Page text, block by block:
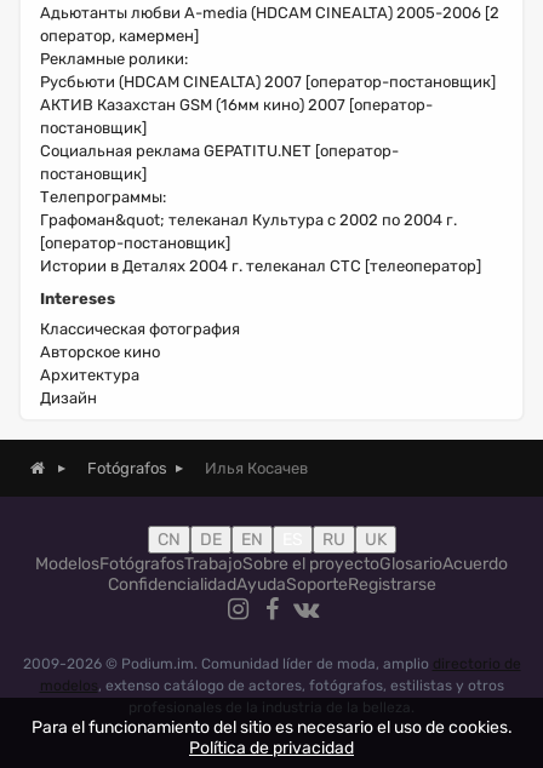
Адьютанты любви A-media (HDCAM CINEALTA) 2005-2006 [2
оператор, камермен]
Рекламные ролики:
Русбьюти (HDCAM CINEALTA) 2007 [оператор-постановщик]
АКТИВ Казахстан GSM (16мм кино) 2007 [оператор-
постановщик]
Социальная реклама GEPATITU.NET [оператор-
постановщик]
Телепрограммы:
Графоман&quot; телеканал Культура с 2002 по 2004 г.
[оператор-постановщик]
Истории в Деталях 2004 г. телеканал СТС [телеоператор]
Intereses
Классическая фотография
Авторское кино
Архитектура
Дизайн
Fotógrafos Илья Косачев
CN DE EN RU
UK
ModelosFotógrafosTrabajoSobre el proyectoGlosarioAcuerdo
ConfidencialidadAyudaSoporteRegistrarse
2009-2026 © Podium.im. Comunidad líder de moda, amplio directorio de
modelos, extenso catálogo de actores, fotógrafos, estilistas y otros
profesionales de la industria de la belleza.
Para el funcionamiento del sitio es necesario el uso de cookies.
Política de privacidad